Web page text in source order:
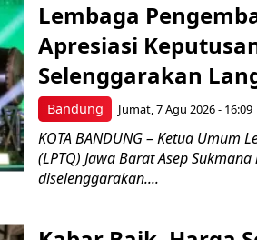
Bandung
Lembaga
Apresiasi
Selenggarakan
Jumat, 7 Agu 2026 - 16:09
KOTA BANDUNG – Ketua Umum
(LPTQ) Jawa Barat Asep
diselenggarakan....